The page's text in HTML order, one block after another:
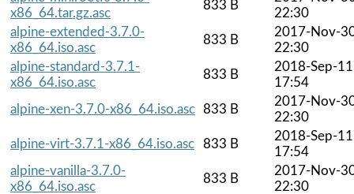
x86_64.tar.gz.asc
833 B
22:30
alpine-extended-3.7.0-
x86_64.iso.asc
833 B
2017-Nov-
22:30
alpine-standard-3.7.1-
x86_64.iso.asc
833 B
2018-Sep-11
17:54
alpine-xen-3.7.0-x86_64.iso.asc 833 B
2017-Nov-
22:30
alpine-virt-3.7.1-x86_64.iso.asc
833 B
2018-Sep-11
17:54
alpine-vanilla-3.7.0-
x86_64.iso.asc
833 B
2017-Nov-
22:30